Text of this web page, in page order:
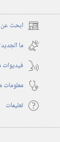
ابحث عن (يفتح
نافذة
جديدة)
ما
معلومات
تعليمات